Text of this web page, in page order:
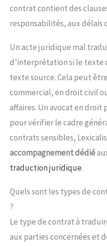
contrat contient des
responsabilités, aux délais
Un acte juridique mal
d’interprétation si le texte
texte source. Cela peut
commercial, en droit civil
affaires. Un avocat en
pour vérifier le cadre
contrats sensibles,
accompagnement dédié
traduction juridique.
Quels sont les types de
?
Le type de contrat à
aux parties concernées et